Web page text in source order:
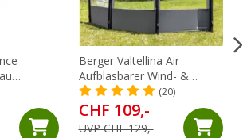
Berger Valtellina Air
Aufblasbarer Wind- &
Sichtschutz, 480 x 140 cm
(20)
CHF 109,-
UVP CHF 129,-